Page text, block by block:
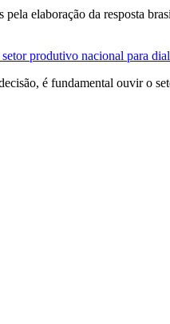
elaboração da resposta
produtivo nacional para
é fundamental ouvir o